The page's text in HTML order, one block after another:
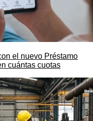
el nuevo Préstamo
cuántas cuotas